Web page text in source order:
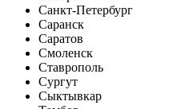
Санкт-Петербург
Саранск
Саратов
Смоленск
Ставрополь
Сургут
Сыктывкар